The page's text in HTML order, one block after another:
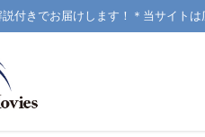
付きでお届けします！＊当サイト